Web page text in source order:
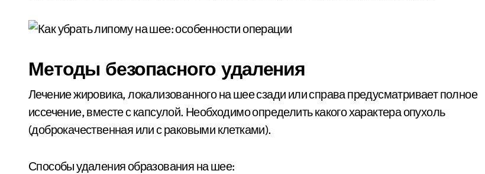
Методы безопасного удаления
Лечение жировика, локализованного на шее сзади или справа предусматривает полное
иссечение, вместе с капсулой. Необходимо определить какого характера опухоль
(доброкачественная или с раковыми клетками).
Способы удаления образования на шее: